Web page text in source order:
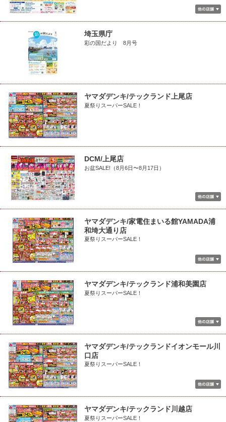
埼玉県庁
彩の国だより 8月号
ヤマダデンキ/テックランド上尾店
夏祭りスーパーSALE！
DCM/上尾店
お盆SALE!（8月6日〜8月17日）
ヤマダデンキ/家電住まいる館YAMADA浦
和埼大通り店
夏祭りスーパーSALE！
ヤマダデンキ/テックランド浦和美園店
夏祭りスーパーSALE！
ヤマダデンキ/テックランドイオンモール川
口店
夏祭りスーパーSALE！
ヤマダデンキ/テックランド川越店
夏祭りスーパーSALE！